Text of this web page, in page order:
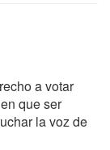
a votar
que ser
la voz de